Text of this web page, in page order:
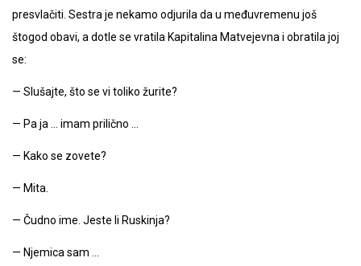
presvlačiti. Sestra je nekamo odjurila da u međuvremenu još
štogod obavi, a dotle se vratila Kapitalina Matvejevna i obratila joj
se:
— Slušajte, što se vi toliko žurite?
— Pa ja … imam prilično …
— Kako se zovete?
— Mita.
— Čudno ime. Jeste li Ruskinja?
— Njemica sam …